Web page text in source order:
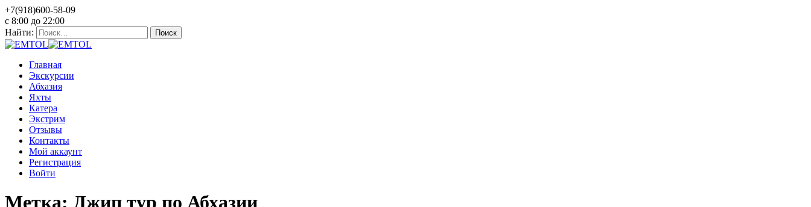
+7(918)600-58-09
c 8:00 до 22:00
Найти:
Главная
Экскурсии
Абхазия
Яхты
Катера
Экстрим
Отзывы
Контакты
Мой аккаунт
Регистрация
Войти
Метка: Джип тур по Абхазии